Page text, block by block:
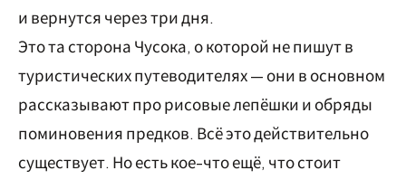
и вернутся через три дня.
Это та сторона Чусока, о которой не пишут в
туристических путеводителях — они в основном
рассказывают про рисовые лепёшки и обряды
поминовения предков. Всё это действительно
существует. Но есть кое-что ещё, что стоит